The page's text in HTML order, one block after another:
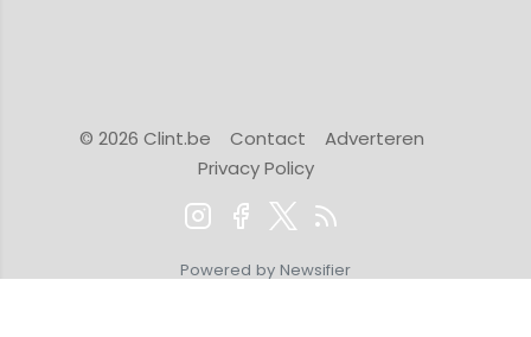
© 2026 Clint.be Contact
Adverteren
Privacy Policy
Powered by Newsifier